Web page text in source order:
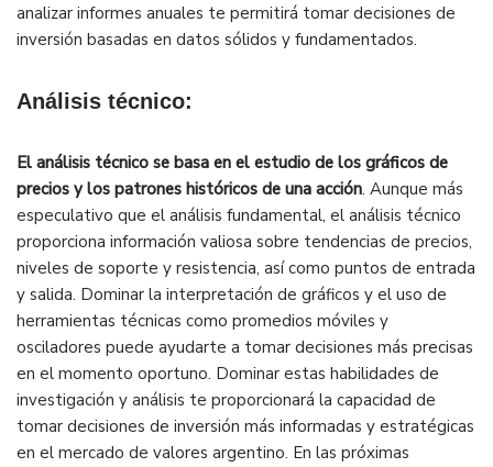
analizar informes anuales te permitirá tomar decisiones de
inversión basadas en datos sólidos y fundamentados.
Análisis técnico:
El análisis técnico se basa en el estudio de los gráficos de
precios y los patrones históricos de una acción. Aunque más
especulativo que el análisis fundamental, el análisis técnico
proporciona información valiosa sobre tendencias de precios,
niveles de soporte y resistencia, así como puntos de entrada
y salida. Dominar la interpretación de gráficos y el uso de
herramientas técnicas como promedios móviles y
osciladores puede ayudarte a tomar decisiones más precisas
en el momento oportuno. Dominar estas habilidades de
investigación y análisis te proporcionará la capacidad de
tomar decisiones de inversión más informadas y estratégicas
en el mercado de valores argentino. En las próximas